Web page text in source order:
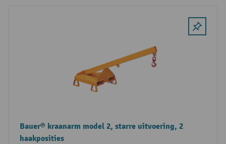
Bauer® kraanarm model 2, starre uitvoering, 2
haakposities